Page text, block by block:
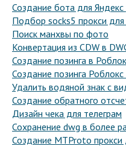
Создание бота для Яндекс
Подбор socks5 прокси для
Поиск манхвы по фото
Конвертация из CDW в
Создание позинга в
Создание позинга
Удалить водяной знак с
Создание обратного
Дизайн чека для телеграм
Сохранение dwg в более
Создание MTProto прокси